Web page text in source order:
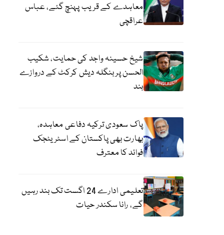
معاہدے کے قریب پہنچ گئے، عباس
عراقچی
شیخ حسینہ واجد کی حمایت، شکیب
الحسن پر بنگلہ دیش کرکٹ کے دروازے
بند
پاک سعودی ترکیہ دفاعی معاہدہ،
بھارت بھی پاکستان کے اسٹریٹجک
فوائد کا معترف
تعلیمی ادارے 24 اگست تک بند رہیں
گے، رانا سکندر حیات